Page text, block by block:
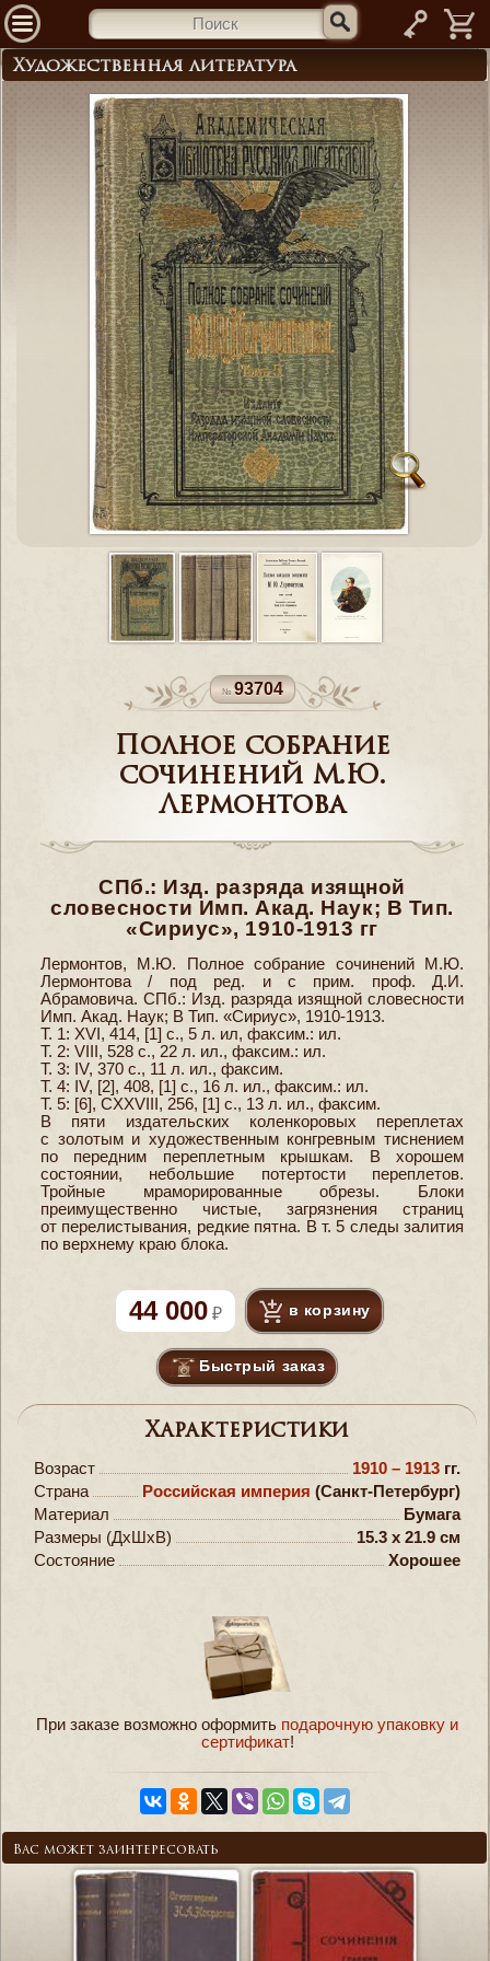
—
Художественная литература
93704
Полное собрание
сочинений М.Ю.
Лермонтова
СПб.: Изд. разряда изящной
словесности Имп. Акад. Наук; В Тип.
«Сириус», 1910-1913 гг
Лермонтов, М.Ю. Полное собрание сочинений М.Ю.
Лермонтова / под ред. и с прим. проф. Д.И.
Абрамовича. СПб.: Изд. разряда изящной словесности
Имп. Акад. Наук; В Тип. «Сириус», 1910-1913.
Т. 1: XVI, 414, [1] с., 5 л. ил, факсим.: ил.
Т. 2: VIII, 528 с., 22 л. ил., факсим.: ил.
Т. 3: IV, 370 с., 11 л. ил., факсим.
Т. 4: IV, [2], 408, [1] с., 16 л. ил., факсим.: ил.
Т. 5: [6], CXXVIII, 256, [1] c., 13 л. ил., факсим.
В пяти издательских коленкоровых переплетах
с золотым и художественным конгревным тиснением
по передним переплетным крышкам. В хорошем
состоянии, небольшие потертости переплетов.
Тройные мраморированные обрезы. Блоки
преимущественно чистые, загрязнения страниц
от перелистывания, редкие пятна. В т. 5 следы залития
по верхнему краю блока.
44 000 в корзину
Быстрый заказ
Характеристики
Возраст 1910 – 1913 гг.
Страна
Российская империя (Санкт-Петербург)
Материал
Бумага
Размеры (ДxШxВ)
15.3 x 21.9 см
Состояние
Хорошее
При заказе возможно оформить подарочную упаковку и
сертификат!
Вас может заинтересовать